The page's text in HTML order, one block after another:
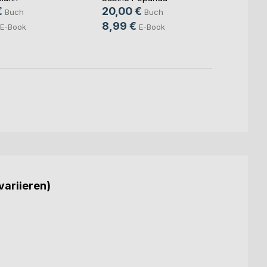
Buch
E-Book
20,00 € Buch
8,99 € E-Book